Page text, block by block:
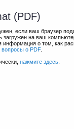
(PDF)
если ваш браузер
на ваш
о том, как
о PDF.
нажмите здесь